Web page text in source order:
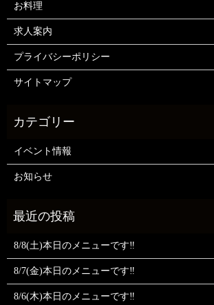
お料理
求人案内
プライバシーポリシー
サイトマップ
イベント情報
お知らせ
8/8(土)本日のメニューです‼️
8/7(金)本日のメニューです‼️
8/6(木)本日のメニューです‼️